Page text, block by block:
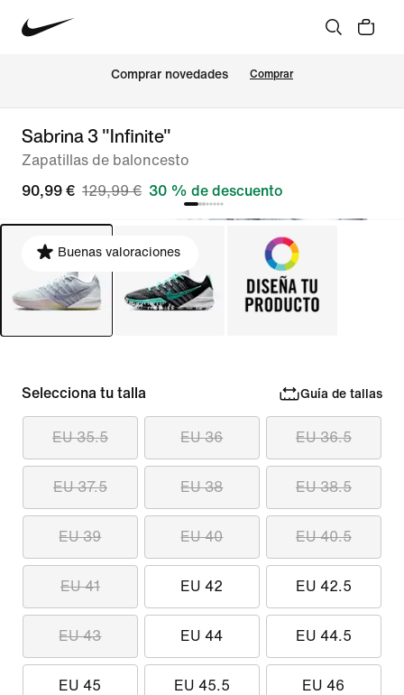
Comprar novedades Comprar
Sabrina 3 "Infinite"
Zapatillas de baloncesto
90,99 € 129,99 € 30 % de descuento
Buenas valoraciones
Selecciona tu talla Guía de tallas
EU 35.5 EU 36 EU 36.5
EU 37.5 EU 38 EU 38.5
EU 39 EU 40 EU 40.5
EU 41 EU 42 EU 42.5
EU 43 EU 44 EU 44.5
EU 45 EU 45.5 EU 46